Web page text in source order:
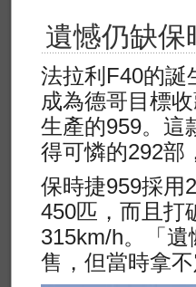
遺憾仍缺保
法拉利F40的誕
成為德哥目標
生產的959。這
得可憐的292部
保時捷959採用
450匹，而且打
315km/h。「
售，但當時拿